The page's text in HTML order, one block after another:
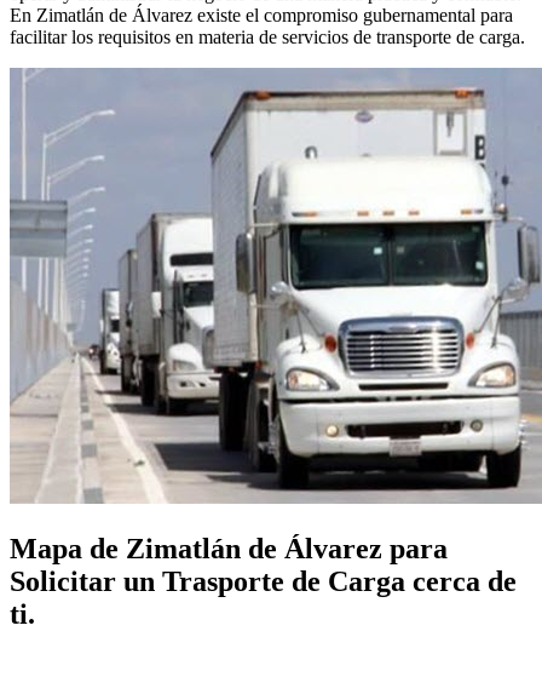
En Zimatlán de Álvarez existe el compromiso gubernamental para
facilitar los requisitos en materia de servicios de transporte de carga.
Mapa de Zimatlán de Álvarez para
Solicitar un Trasporte de Carga cerca de
ti.